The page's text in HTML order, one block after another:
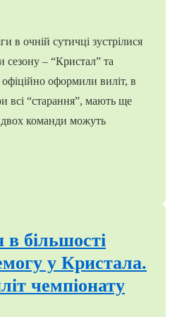
в очній сутичці зустрілися
сезону – “Кристал” та
оформили виліт, в
всі “старання”, мають ще
команди можуть
більшості
у Кристала.
чемпіонату